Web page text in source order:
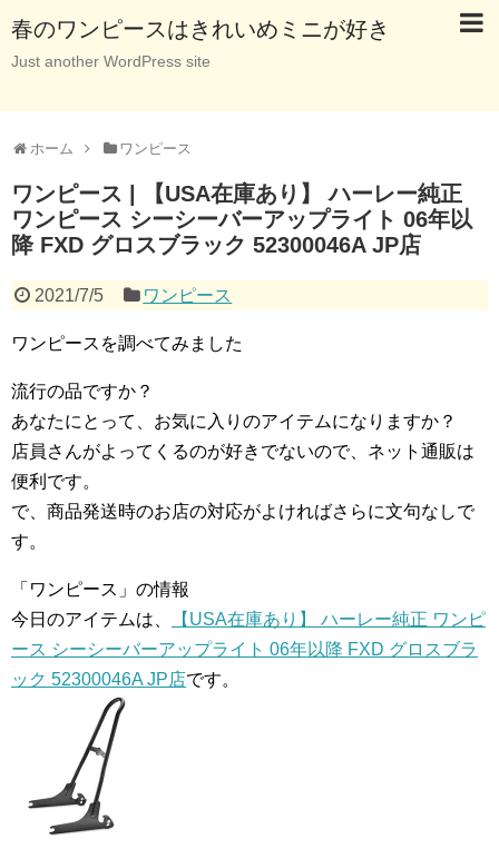
春のワンピースはきれいめミニが好き
Just another WordPress site
ホーム ワンピース
ワンピース | 【USA在庫あり】 ハーレー純正
ワンピース シーシーバーアップライト 06年以
降 FXD グロスブラック 52300046A JP店
2021/7/5 ワンピース
ワンピースを調べてみました
流行の品ですか？
あなたにとって、お気に入りのアイテムになりますか？
店員さんがよってくるのが好きでないので、ネット通販は
便利です。
で、商品発送時のお店の対応がよければさらに文句なしで
す。
「ワンピース」の情報
今日のアイテムは、
【USA在庫あり】 ハーレー純正 ワンピ
ース シーシーバーアップライト 06年以降 FXD グロスブラ
ック 52300046A JP店です。